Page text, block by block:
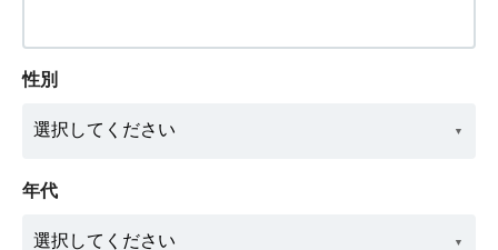
性別
年代